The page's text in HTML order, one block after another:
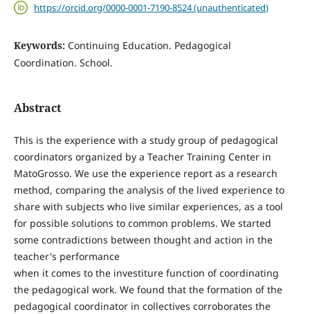
https://orcid.org/0000-0001-7190-8524 (unauthenticated)
Keywords: Continuing Education. Pedagogical
Coordination. School.
Abstract
This is the experience with a study group of pedagogical
coordinators organized by a Teacher Training Center in
MatoGrosso. We use the experience report as a research
method, comparing the analysis of the lived experience to
share with subjects who live similar experiences, as a tool
for possible solutions to common problems. We started
some contradictions between thought and action in the
teacher's performance
when it comes to the investiture function of coordinating
the pedagogical work. We found that the formation of the
pedagogical coordinator in collectives corroborates the